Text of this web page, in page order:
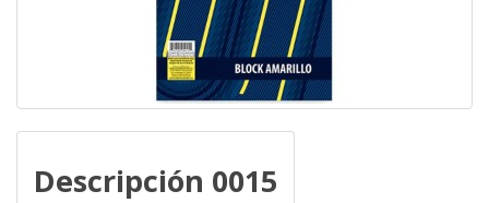
Descripción 0015